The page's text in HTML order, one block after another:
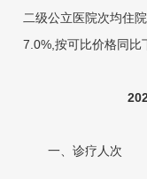
二级公立医院次均住
7.0%,按可比价格同比
一、诊疗人次